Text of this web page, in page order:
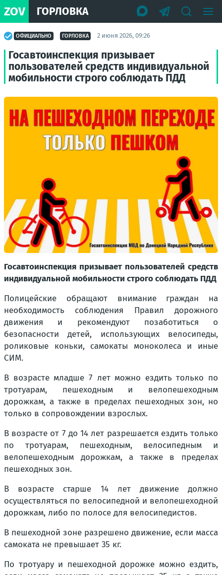
ZOV ГОРЛОВКА
ОФИЦИАЛЬНО ГОРЛОВКА 2 июня 2026, 09:26
Госавтоинспекция призывает
пользователей средств индивидуальной
мобильности строго соблюдать ПДД
Госавтоинспекция призывает пользователей средств
индивидуальной мобильности строго соблюдать ПДД
Полицейские обращают внимание граждан на
необходимость соблюдения Правил дорожного
движения и рекомендуют позаботиться о
безопасности детей, использующих велосипеды,
роликовые коньки, самокаты моноколеса и иные
СИМ.
В возрасте младше 7 лет можно ездить только по
тротуарам, пешеходным и велопешеходным
дорожкам, а также в пределах пешеходных зон, но
только в сопровождении взрослых.
В возрасте от 7 до 14 лет разрешается ездить только
по тротуарам, пешеходным, велосипедным и
велопешеходным дорожкам, а также в пределах
пешеходных зон.
В возрасте старше 14 лет движение должно
осуществляться по велосипедной и велопешеходной
дорожкам, либо по полосе для велосипедистов.
В пешеходной зоне разрешено движение, если масса
самоката не превышает 35 кг.
По тротуару и пешеходной дорожке можно ездить,